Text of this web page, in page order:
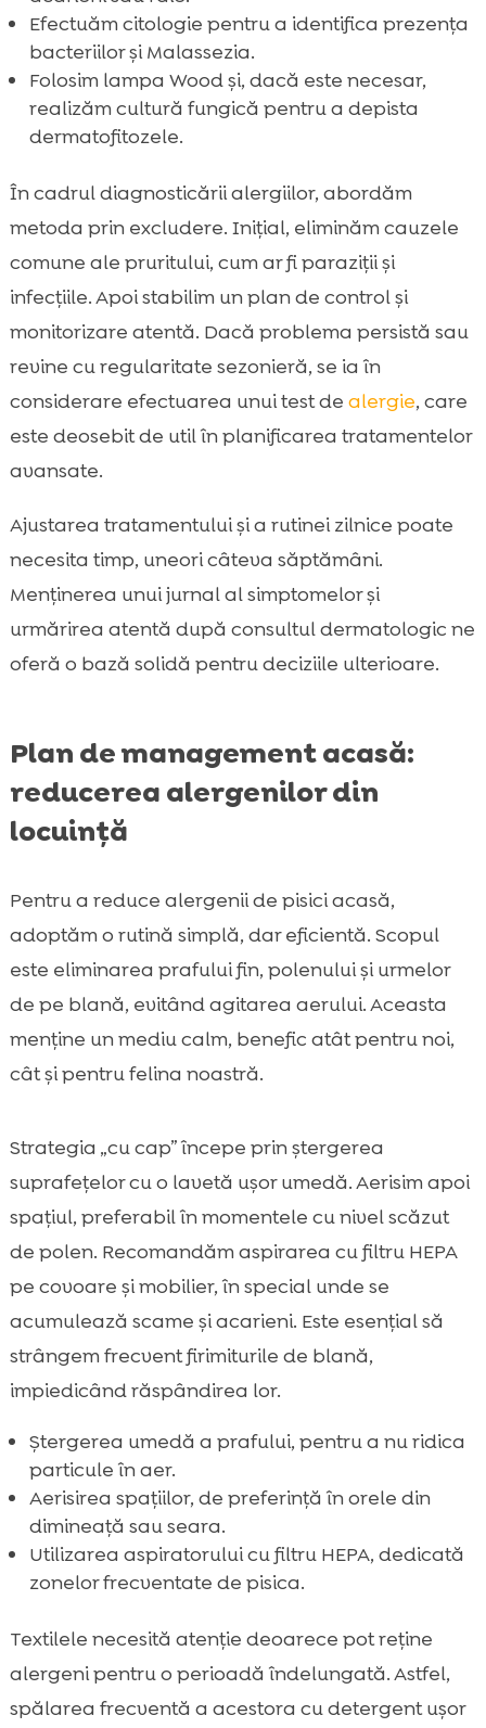
Efectuăm citologie pentru a identifica prezența
bacteriilor și Malassezia.
Folosim lampa Wood şi, dacă este necesar,
realizăm cultură fungică pentru a depista
dermatofitozele.
În cadrul diagnosticării alergiilor, abordăm
metoda prin excludere. Inițial, eliminăm cauzele
comune ale pruritului, cum ar fi paraziții și
infecțiile. Apoi stabilim un plan de control și
monitorizare atentă. Dacă problema persistă sau
revine cu regularitate sezonieră, se ia în
considerare efectuarea unui test de alergie, care
este deosebit de util în planificarea tratamentelor
avansate.
Ajustarea tratamentului și a rutinei zilnice poate
necesita timp, uneori câteva săptămâni.
Menținerea unui jurnal al simptomelor și
urmărirea atentă după consultul dermatologic ne
oferă o bază solidă pentru deciziile ulterioare.
Plan de management acasă:
reducerea alergenilor din
locuință
Pentru a reduce alergenii de pisici acasă,
adoptăm o rutină simplă, dar eficientă. Scopul
este eliminarea prafului fin, polenului și urmelor
de pe blană, evitând agitarea aerului. Aceasta
menține un mediu calm, benefic atât pentru noi,
cât și pentru felina noastră.
Strategia „cu cap” începe prin ștergerea
suprafețelor cu o lavetă ușor umedă. Aerisim apoi
spațiul, preferabil în momentele cu nivel scăzut
de polen. Recomandăm aspirarea cu filtru HEPA
pe covoare și mobilier, în special unde se
acumulează scame și acarieni. Este esențial să
strângem frecvent firimiturile de blană,
impiedicând răspândirea lor.
Ștergerea umedă a prafului, pentru a nu ridica
particule în aer.
Aerisirea spațiilor, de preferință în orele din
dimineață sau seara.
Utilizarea aspiratorului cu filtru HEPA, dedicată
zonelor frecventate de pisica.
Textilele necesită atenție deoarece pot reține
alergeni pentru o perioadă îndelungată. Astfel,
spălarea frecventă a acestora cu detergent ușor